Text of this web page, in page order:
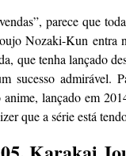
parece que
Nozaki-Kun entra
que tenha lançado
sucesso admirável.
lançado em
que a série está